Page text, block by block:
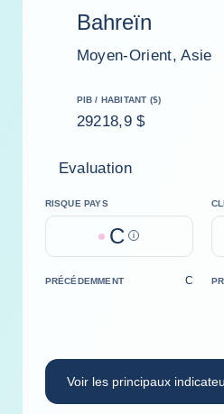
Bahreïn
Moyen-Orient, Asie
PIB / HABITANT ($)
29218,9 $
Evaluation
RISQUE PAYS
C Help
PRÉCÉDEMMENT C
Voir les principaux